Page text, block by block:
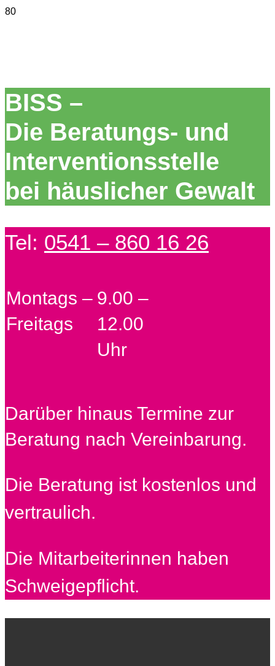
BISS –
Die Beratungs- und
Interventionsstelle
bei häuslicher Gewalt
Tel: 0541 – 860 16 26
Montags –
Freitags
9.00 –
12.00
Uhr
Darüber hinaus Termine zur
Beratung nach Vereinbarung.
Die Beratung ist kostenlos und
vertraulich.
Die Mitarbeiterinnen haben
Schweigepflicht.